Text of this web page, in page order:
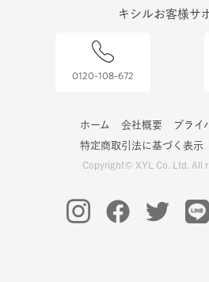
キシルお客様サ
0120-108-672
ホーム 会社概要
プライ
特定商取引法に基づく表示
Copyright© XYL Co. Ltd. All